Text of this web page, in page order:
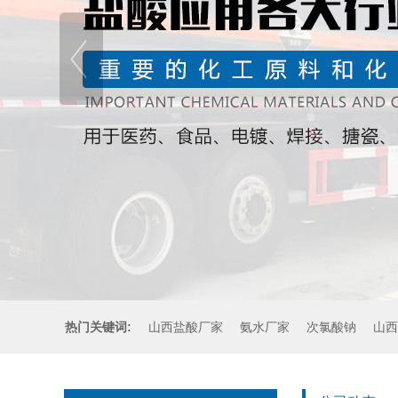
热门关键词: 山西盐酸厂家 氨水厂家 次氯酸钠 山